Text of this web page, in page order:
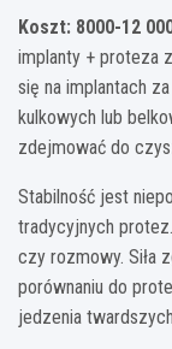
Koszt: 8000-12
implanty + proteza
się na implantach
kulkowych lub
zdejmować do
Stabilność jest
tradycyjnych
czy rozmowy. Siła
porównaniu do
jedzenia